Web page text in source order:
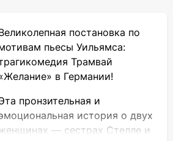
постановка по
пьесы Уильямса:
Трамвай
в Германии!
пронзительная и
история о двух
— сестрах Стелле и